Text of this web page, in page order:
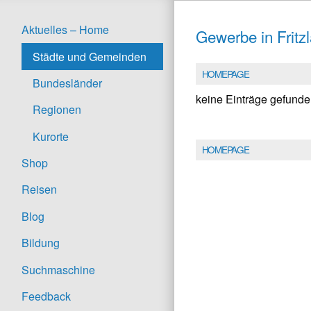
Aktuelles – Home
Städte und Gemeinden
Bundesländer
Regionen
Kurorte
Shop
Reisen
Blog
Bildung
Suchmaschine
Feedback
Gewerbe in
HOMEPAGE
keine Einträge
HOMEPAGE